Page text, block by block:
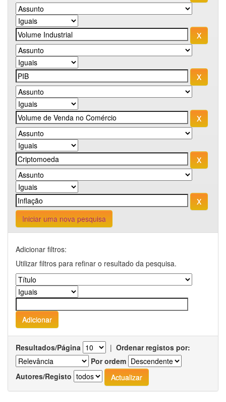
Iniciar uma nova pesquisa
Adicionar filtros:
Utilizar filtros para refinar o resultado da pesquisa.
Resultados/Página | Ordenar registos por:
Por ordem
Autores/Registo